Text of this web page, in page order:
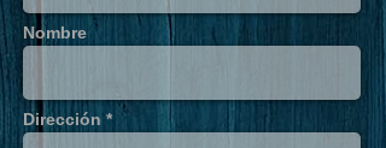
Nombre
Dirección *